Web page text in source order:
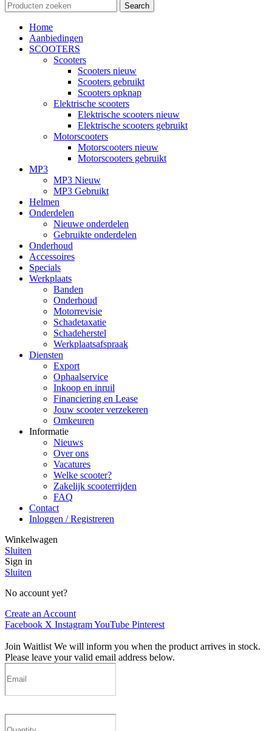
Search
Home
Aanbiedingen
SCOOTERS
Scooters
Scooters nieuw
Scooters gebruikt
Scooters opknap
Elektrische scooters
Elektrische scooters nieuw
Elektrische scooters gebruikt
Motorscooters
Motorscooters nieuw
Motorscooters gebruikt
MP3
MP3 Nieuw
MP3 Gebruikt
Helmen
Onderdelen
Nieuwe onderdelen
Gebruikte onderdelen
Onderhoud
Accessoires
Specials
Werkplaats
Banden
Onderhoud
Motorrevisie
Schadetaxatie
Schadeherstel
Werkplaatsafspraak
Diensten
Export
Ophaalservice
Inkoop en inruil
Financiering en Lease
Jouw scooter verzekeren
Omkeuren
Informatie
Nieuws
Over ons
Vacatures
Welke scooter?
Zakelijk scooterrijden
FAQ
Contact
Inloggen / Registreren
Winkelwagen
Sluiten
Sign in
Sluiten
No account yet?
Create an Account
Facebook X InstagramYouTube Pinterest
Join Waitlist We will inform you when the product arrives in stock.
Please leave your valid email address below.